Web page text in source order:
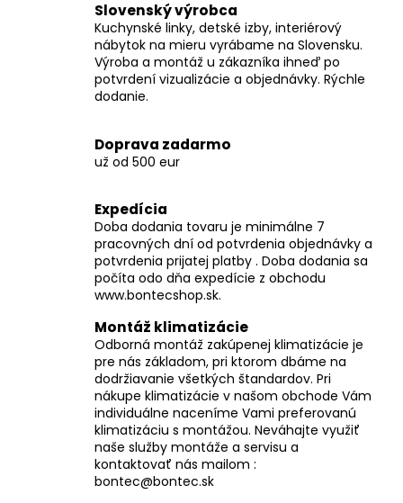
e
p
r
v
ý
u
Slovenský výrobca
Kuchynské linky, detské izby, interiérový
nábytok na mieru vyrábame na Slovensku.
Výroba a montáž u zákazníka ihneď po
potvrdení vizualizácie a objednávky. Rýchle
dodanie.
Doprava zadarmo
už od 500 eur
Expedícia
Doba dodania tovaru je minimálne 7
pracovných dní od potvrdenia objednávky a
potvrdenia prijatej platby . Doba dodania sa
počíta odo dňa expedície z obchodu
www.bontecshop.sk.
Montáž klimatizácie
Odborná montáž zakúpenej klimatizácie je
pre nás základom, pri ktorom dbáme na
dodržiavanie všetkých štandardov. Pri
nákupe klimatizácie v našom obchode Vám
individuálne naceníme Vami preferovanú
klimatizáciu s montážou. Neváhajte využiť
naše služby montáže a servisu a
kontaktovať nás mailom :
bontec@bontec.sk